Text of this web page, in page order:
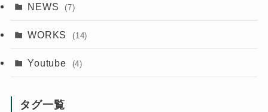
NEWS (7)
WORKS (14)
Youtube (4)
タグ一覧